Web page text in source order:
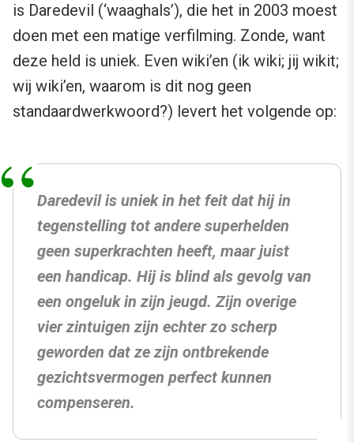
is Daredevil (‘waaghals’), die het in 2003 moest
doen met een matige verfilming. Zonde, want
deze held is uniek. Even wiki’en (ik wiki; jij wikit;
wij wiki’en, waarom is dit nog geen
standaardwerkwoord?) levert het volgende op:
Daredevil is uniek in het feit dat hij in
tegenstelling tot andere superhelden
geen superkrachten heeft, maar juist
een handicap. Hij is blind als gevolg van
een ongeluk in zijn jeugd. Zijn overige
vier zintuigen zijn echter zo scherp
geworden dat ze zijn ontbrekende
gezichtsvermogen perfect kunnen
compenseren.